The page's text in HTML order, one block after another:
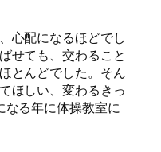
心配になるほどでし
せても、交わること
とんどでした。そん
ほしい、変わるきっ
なる年に体操教室に